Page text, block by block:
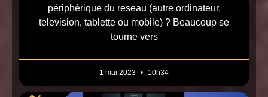
périphérique du reseau (autre ordinateur,
television, tablette ou mobile) ? Beaucoup se
tourne vers
1 mai 2023 10h34